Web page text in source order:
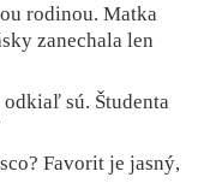
rodinou. Matka
zanechala len
sú. Študenta
Favorit je jasný,